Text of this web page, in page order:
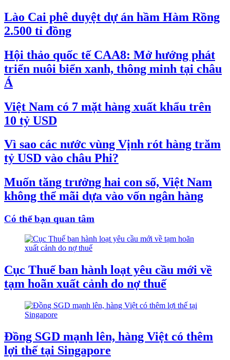
Lào Cai phê duyệt dự án hầm Hàm Rồng
2.500 tỉ đồng
Hội thảo quốc tế CAA8: Mở hướng phát
triển nuôi biển xanh, thông minh tại châu
Á
Việt Nam có 7 mặt hàng xuất khẩu trên
10 tỷ USD
Vì sao các nước vùng Vịnh rót hàng trăm
tỷ USD vào châu Phi?
Muốn tăng trưởng hai con số, Việt Nam
không thể mãi dựa vào vốn ngân hàng
Có thể bạn quan tâm
Cục Thuế ban hành loạt yêu cầu mới về
tạm hoãn xuất cảnh do nợ thuế
Đồng SGD mạnh lên, hàng Việt có thêm
lợi thế tại Singapore